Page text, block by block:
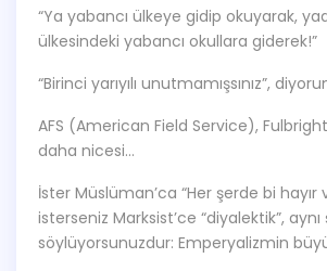
“Ya yabancı ülkeye gidip okuyarak,
ülkesindeki yabancı okullara giderek!”
“Birinci yarıyılı unutmamışsınız”,
AFS (American Field Service),
daha nicesi…
İster Müslüman’ca “Her şerde bi hayır
isterseniz Marksist’ce “diyalektik”, aynı
söylüyorsunuzdur: Emperyalizmin